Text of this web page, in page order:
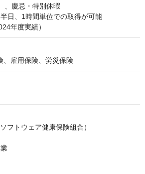
、慶忌・特別休暇
日、1時間単位での取得が可能
年度実績）
、雇用保険、労災保険
フトウェア健康保険組合）